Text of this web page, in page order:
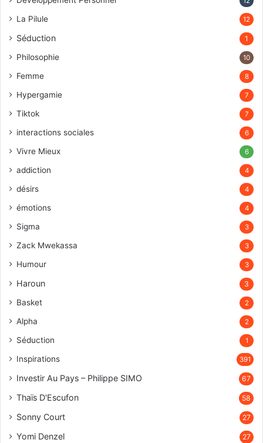
La Pilule 12
Séduction 1
Philosophie 10
Femme 8
Hypergamie 7
Tiktok 7
interactions sociales 6
Vivre Mieux 6
addiction 4
désirs 4
émotions 4
Sigma 3
Zack Mwekassa 3
Humour 3
Haroun 3
Basket 2
Alpha 2
Séduction 1
Inspirations 391
Investir Au Pays – Philippe SIMO 67
Thaïs D'Escufon 58
Sonny Court 27
Yomi Denzel 27